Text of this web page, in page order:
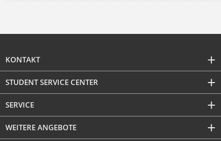
KONTAKT
STUDENT SERVICE CENTER
SERVICE
WEITERE ANGEBOTE